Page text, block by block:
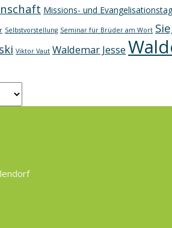
Missions- und
Selbstvorstellung Seminar für Brüder am Wort
Viktor Vaut Waldemar Jesse